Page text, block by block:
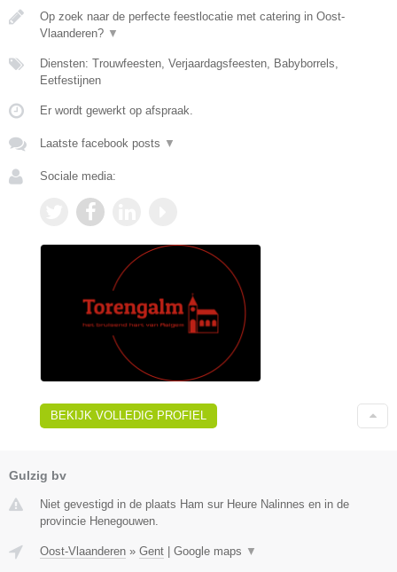
Op zoek naar de perfecte feestlocatie met catering in Oost-
Vlaanderen? ▼
Diensten: Trouwfeesten, Verjaardagsfeesten, Babyborrels,
Eetfestijnen
Er wordt gewerkt op afspraak.
Laatste facebook posts ▼
Sociale media:
BEKIJK VOLLEDIG PROFIEL
Gulzig bv
Niet gevestigd in de plaats Ham sur Heure Nalinnes en in de
provincie Henegouwen.
Oost-Vlaanderen » Gent Google maps ▼